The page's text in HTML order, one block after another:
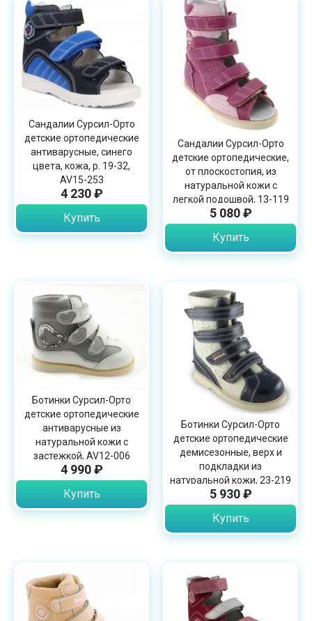
Сандалии Сурсил-Орто
детские ортопедические
антиварусные, синего
цвета, кожа, р. 19-32,
AV15-253
4 230 ₽
Купить
Сандалии Сурсил-Орто
детские ортопедические,
от плоскостопия, из
натуральной кожи с
легкой подошвой, 13-119
5 080 ₽
Купить
Ботинки Сурсил-Орто
детские ортопедические
антиварусные из
натуральной кожи с
застежкой, AV12-006
4 990 ₽
Купить
Ботинки Сурсил-Орто
детские ортопедические
демисезонные, верх и
подкладки из
натуральной кожи, 23-219
размер 20
5 930 ₽
Купить